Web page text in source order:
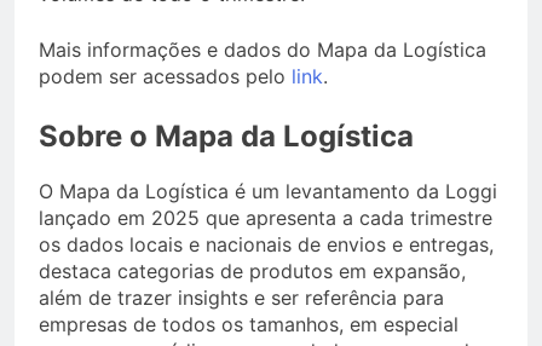
Mais informações e dados do Mapa da Logística
podem ser acessados pelo link.
Sobre o Mapa da Logística
O Mapa da Logística é um levantamento da Loggi
lançado em 2025 que apresenta a cada trimestre
os dados locais e nacionais de envios e entregas,
destaca categorias de produtos em expansão,
além de trazer insights e ser referência para
empresas de todos os tamanhos, em especial